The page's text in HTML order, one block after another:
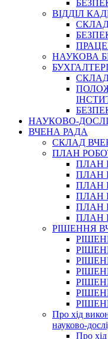
ВІДДІЛ
СКЛАД
НАУКОВА
СКЛАД
НАУКОВО-
ВЧЕНА РАДА
СКЛАД
ПЛАН
ПЛАН
ПЛАН
ПЛАН
ПЛАН
ПЛАН
ПЛАН
РІШЕННЯ
Про хід
науково-
Про хід